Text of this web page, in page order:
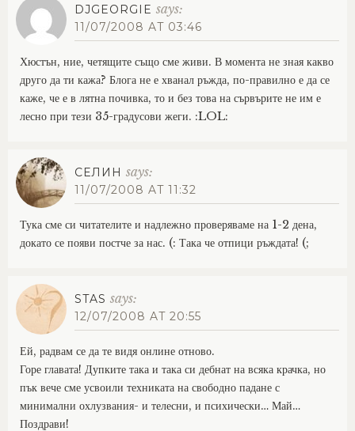
DJGEORGIE says:
11/07/2008 AT 03:46
Хюстън, ние, четящите също сме живи. В момента не зная какво
друго да ти кажа? Блога не е хванал ръжда, по-правилно е да се
каже, че е в лятна почивка, то и без това на сървърите не им е
лесно при тези 35-градусови жеги. :LOL:
СЕЛИН says:
11/07/2008 AT 11:32
Тука сме си читателите и надлежно проверяваме на 1-2 дена,
докато се появи постче за нас. (: Така че отпици ръждата! (;
STAS says:
12/07/2008 AT 20:55
Ей, радвам се да те видя онлине отново.
Горе главата! Дупките така и така си дебнат на всяка крачка, но
пък вече сме усвоили техниката на свободно падане с
минимални охлузвания- и телесни, и психически… Май…
Поздрави!